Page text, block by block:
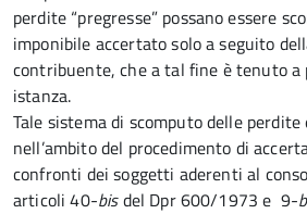
perdite “pregresse” possano essere
imponibile accertato solo a seguito
contribuente, che a tal fine è tenuto a
istanza.
Tale sistema di scomputo delle
nell’ambito del procedimento di
confronti dei soggetti aderenti al
articoli 40-bisdel Dpr 600/1973 e 9-